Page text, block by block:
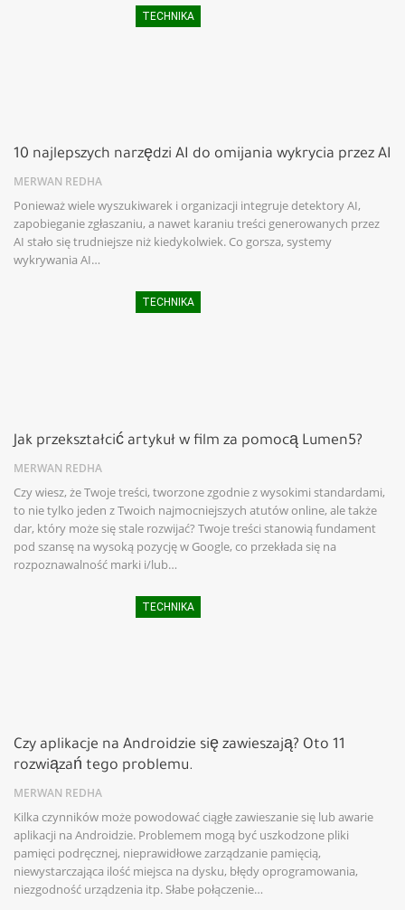
TECHNIKA
10 najlepszych narzędzi AI do omijania wykrycia przez AI
MERWAN REDHA
Ponieważ wiele wyszukiwarek i organizacji integruje detektory AI,
zapobieganie zgłaszaniu, a nawet karaniu treści generowanych przez
AI stało się trudniejsze niż kiedykolwiek. Co gorsza, systemy
wykrywania AI…
TECHNIKA
Jak przekształcić artykuł w film za pomocą Lumen5?
MERWAN REDHA
Czy wiesz, że Twoje treści, tworzone zgodnie z wysokimi standardami,
to nie tylko jeden z Twoich najmocniejszych atutów online, ale także
dar, który może się stale rozwijać? Twoje treści stanowią fundament
pod szansę na wysoką pozycję w Google, co przekłada się na
rozpoznawalność marki i/lub…
TECHNIKA
Czy aplikacje na Androidzie się zawieszają? Oto 11
rozwiązań tego problemu.
MERWAN REDHA
Kilka czynników może powodować ciągłe zawieszanie się lub awarie
aplikacji na Androidzie. Problemem mogą być uszkodzone pliki
pamięci podręcznej, nieprawidłowe zarządzanie pamięcią,
niewystarczająca ilość miejsca na dysku, błędy oprogramowania,
niezgodność urządzenia itp. Słabe połączenie…